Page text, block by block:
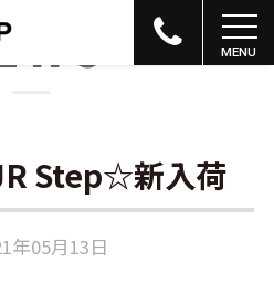
Step☆新入荷
年05月13日